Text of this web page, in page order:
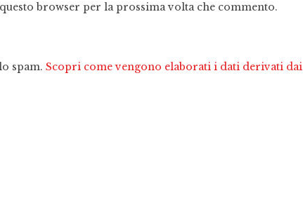
browser per la prossima volta che commento.
spam. Scopri come vengono elaborati i dati derivati dai